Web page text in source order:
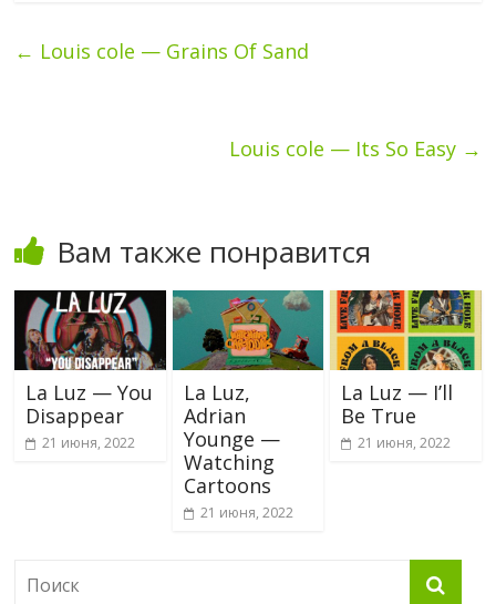
← Louis cole — Grains Of Sand
Louis cole — Its So Easy →
Вам также понравится
La Luz — You
Disappear
21 июня, 2022
La Luz,
Adrian
Younge —
Watching
Cartoons
21 июня, 2022
La Luz — I’ll
Be True
21 июня, 2022